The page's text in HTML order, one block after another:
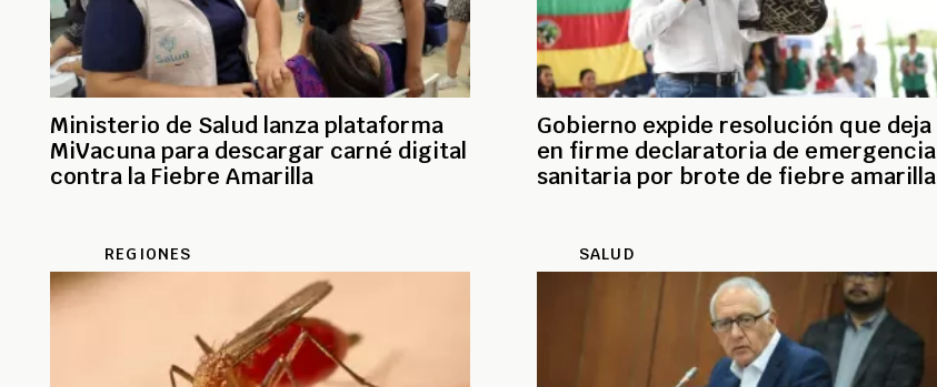
Ministerio de Salud lanza plataforma
MiVacuna para descargar carné digital
contra la Fiebre Amarilla
Gobierno expide resolución que deja
en firme declaratoria de emergencia
sanitaria por brote de fiebre amarilla
REGIONES SALUD